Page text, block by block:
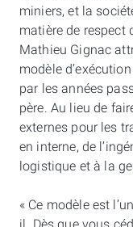
miniers, et la
matière de respect
Mathieu Gignac
modèle
par les années
père. Au lieu de
externes pour les
en interne, de
logistique et à la
« Ce modèle est